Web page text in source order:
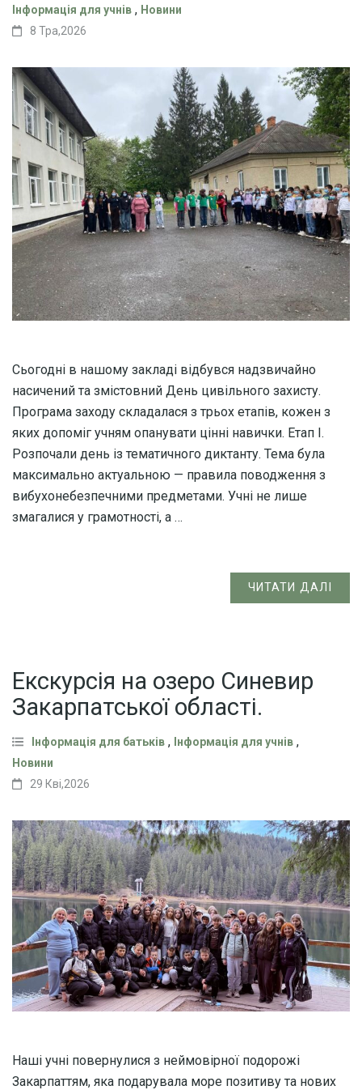
Інформація для учнів , Новини
8 Тра,2026
Сьогодні в нашому закладі відбувся надзвичайно
насичений та змістовний День цивільного захисту.
Програма заходу складалася з трьох етапів, кожен з
яких допоміг учням опанувати цінні навички. Етап І.
Розпочали день із тематичного диктанту. Тема була
максимально актуальною — правила поводження з
вибухонебезпечними предметами. Учні не лише
змагалися у грамотності, а …
ЧИТАТИ ДАЛІ
Екскурсія на озеро Синевир
Закарпатської області.
Інформація для батьків , Інформація для учнів ,
Новини
29 Кві,2026
Наші учні повернулися з неймовірної подорожі
Закарпаттям, яка подарувала море позитиву та нових